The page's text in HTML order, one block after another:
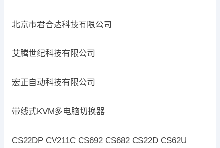
北京市君合达科技有限公司
艾腾世纪科技有限公司
宏正自动科技有限公司
带线式KVM多电脑切换器
CS22DP CV211C CS692 CS682 CS22D CS62U